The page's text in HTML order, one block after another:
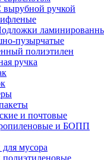
вырубной ручкой
пузырчатые
полиэтилен
ручка
и почтовые
и БОПП
мусора